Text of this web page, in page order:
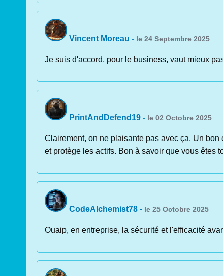
Vincent Moreau - le 24 Septembre 2025
Je suis d'accord, pour le business, vaut mieux
PrintAndDefend19 - le 02 Octobre 2025
Clairement, on ne plaisante pas avec ça. Un
et protège les actifs. Bon à savoir que vous êtes
CodeAlchemist78 - le 25 Octobre 2025
Ouaip, en entreprise, la sécurité et l'efficacité